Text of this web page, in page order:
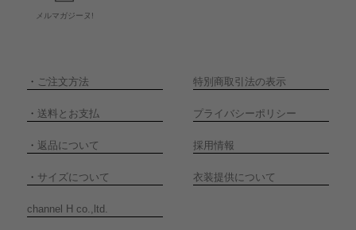
メルマガジーヌ!
・ ご注文方法 特別商取引法の表示
・ 送料とお支払 プライバシーポリシー
・ 返品について 採用情報
・ サイズについて 衣装提供について
channel H co.,ltd.